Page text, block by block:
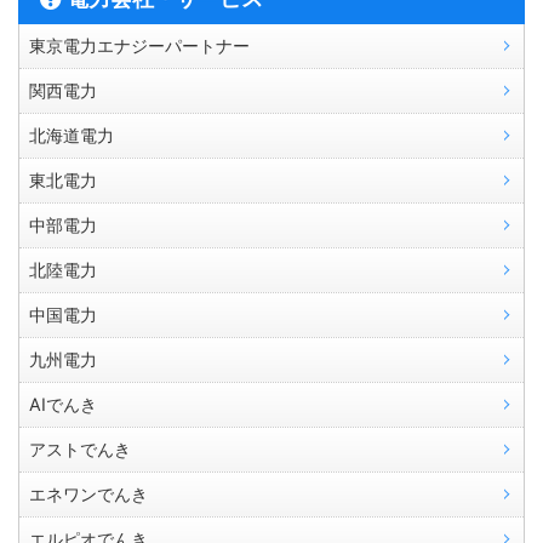
東京電力エナジーパートナー
関西電力
北海道電力
東北電力
中部電力
北陸電力
中国電力
九州電力
AIでんき
アストでんき
エネワンでんき